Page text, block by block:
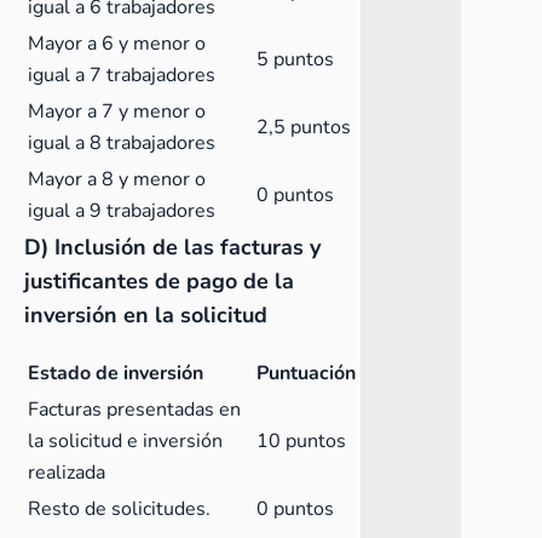
igual a 6 trabajadores
Mayor a 6 y menor o
igual a 7 trabajadores
5 puntos
Mayor a 7 y menor o
igual a 8 trabajadores
2,5 puntos
Mayor a 8 y menor o
igual a 9 trabajadores
0 puntos
D) Inclusión de las facturas y
justificantes de pago de la
inversión en la solicitud
Estado de inversión
Puntuación
Facturas presentadas en
la solicitud e inversión
realizada
10 puntos
Resto de solicitudes. 0 puntos